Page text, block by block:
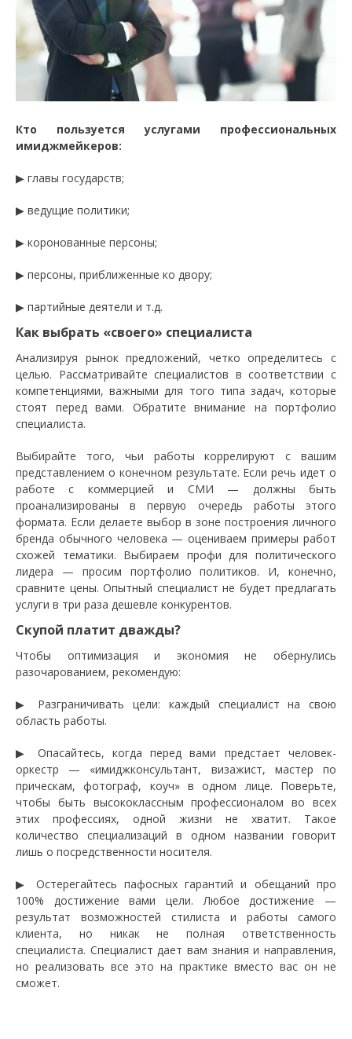
Кто пользуется услугами профессиональных
имиджмейкеров:
▶ главы государств;
▶ ведущие политики;
▶ коронованные персоны;
▶ персоны, приближенные ко двору;
▶ партийные деятели и т.д.
Как выбрать «своего» специалиста
Анализируя рынок предложений, четко определитесь с
целью. Рассматривайте специалистов в соответствии с
компетенциями, важными для того типа задач, которые
стоят перед вами. Обратите внимание на портфолио
специалиста.
Выбирайте того, чьи работы коррелируют с вашим
представлением о конечном результате. Если речь идет о
работе с коммерцией и СМИ — должны быть
проанализированы в первую очередь работы этого
формата. Если делаете выбор в зоне построения личного
бренда обычного человека — оцениваем примеры работ
схожей тематики. Выбираем профи для политического
лидера — просим портфолио политиков. И, конечно,
сравните цены. Опытный специалист не будет предлагать
услуги в три раза дешевле конкурентов.
Скупой платит дважды?
Чтобы оптимизация и экономия не обернулись
разочарованием, рекомендую:
▶ Разграничивать цели: каждый специалист на свою
область работы.
▶ Опасайтесь, когда перед вами предстает человек-
оркестр — «имиджконсультант, визажист, мастер по
прическам, фотограф, коуч» в одном лице. Поверьте,
чтобы быть высококлассным профессионалом во всех
этих профессиях, одной жизни не хватит. Такое
количество специализаций в одном названии говорит
лишь о посредственности носителя.
▶ Остерегайтесь пафосных гарантий и обещаний про
100% достижение вами цели. Любое достижение —
результат возможностей стилиста и работы самого
клиента, но никак не полная ответственность
специалиста. Специалист дает вам знания и направления,
но реализовать все это на практике вместо вас он не
сможет.